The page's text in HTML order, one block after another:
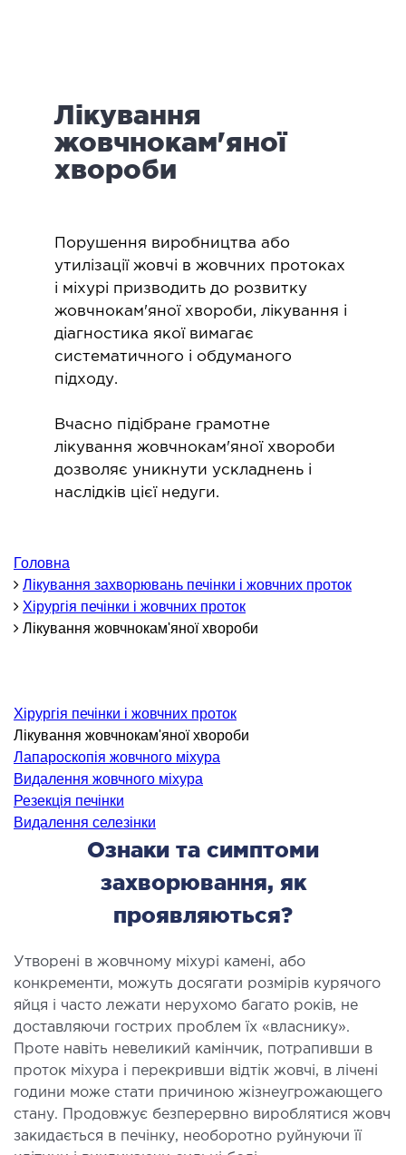
лицьова хірургія
ХІРУРГІЯ
в гінекології
в онкології
в урології
в хірургії
ТА ОНКОХІРУРГІЯ
і хвороби молочної залози
та онкохірургія
НАПРЯМ
і нутриціологія
терапія
допомога
ЗАХВОРЮВАННЯ
горла і гортані
носа
вух
І ЛОР-ХІРУРГІЯ
Лікування
жовчнокам'яної
хвороби
Порушення виробництва або
утилізації жовчі в жовчних протоках
і міхурі призводить до розвитку
жовчнокам'яної хвороби, лікування і
діагностика якої вимагає
систематичного і обдуманого
підходу.
Вчасно підібране грамотне
лікування жовчнокам'яної хвороби
дозволяє уникнути ускладнень і
наслідків цієї недуги.
Головна
Лікування захворювань печінки і жовчних проток
Хірургія печінки і жовчних проток
Лікування жовчнокам'яної хвороби
Хірургія печінки і жовчних проток
Лікування жовчнокам'яної хвороби
Лапароскопія жовчного міхура
Видалення жовчного міхура
Резекція печінки
Видалення селезінки
Ознаки та симптоми
захворювання, як
проявляються?
Утворені в жовчному міхурі камені, або
конкременти, можуть досягати розмірів курячого
яйця і часто лежати нерухомо багато років, не
доставляючи гострих проблем їх «власнику».
Проте навіть невеликий камінчик, потрапивши в
проток міхура і перекривши відтік жовчі, в лічені
години може стати причиною жізнеугрожающего
стану. Продовжує безперервно вироблятися жовч
закидається в печінку, необоротно руйнуючи її